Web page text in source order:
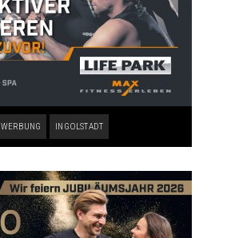
WERBUNG INGOLSTADT